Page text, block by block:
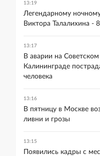
13:19
Легендарному
Виктора Талалихина -
13:17
В аварии на
Калининграде
человека
13:16
В пятницу в Москве
ливни и грозы
13:15
Появились кадры с